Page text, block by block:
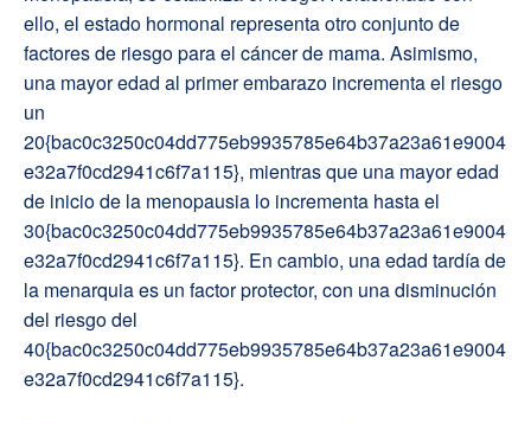
ello, el estado hormonal representa otro conjunto de
factores de riesgo para el cáncer de mama. Asimismo,
una mayor edad al primer embarazo incrementa el riesgo
un
20{bac0c3250c04dd775eb9935785e64b37a23a61e9004
e32a7f0cd2941c6f7a115}, mientras que una mayor edad
de inicio de la menopausia lo incrementa hasta el
30{bac0c3250c04dd775eb9935785e64b37a23a61e9004
e32a7f0cd2941c6f7a115}. En cambio, una edad tardía de
la menarquia es un factor protector, con una disminución
del riesgo del
40{bac0c3250c04dd775eb9935785e64b37a23a61e9004
e32a7f0cd2941c6f7a115}.